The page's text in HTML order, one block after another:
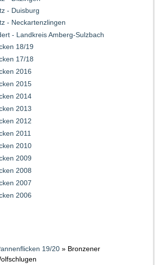
- Duisburg
- Neckartenzlingen
- Landkreis Amberg-Sulzbach
18/19
17/18
2016
2015
2014
2013
2012
2011
2010
2009
2008
2007
2006
19/20» Bronzener